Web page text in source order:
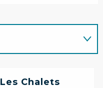
Chalets